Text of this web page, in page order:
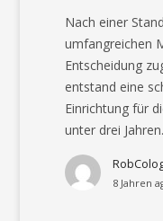
Nach einer
umfangreichen
Entscheidung
entstand eine
Einrichtung für
unter drei Jahren.
8 Jahren